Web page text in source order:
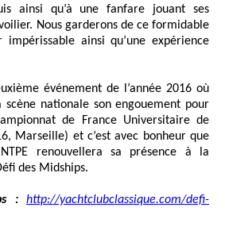
ainsi qu’à une fanfare jouant ses
Nous garderons de ce formidable
impérissable ainsi qu’une expérience
événement de l’année 2016 où
scène nationale son engouement pour
de France Universitaire de
Marseille) et c’est avec bonheur que
renouvellera sa présence à la
des Midships.
:
http://yachtclubclassique.com/defi-